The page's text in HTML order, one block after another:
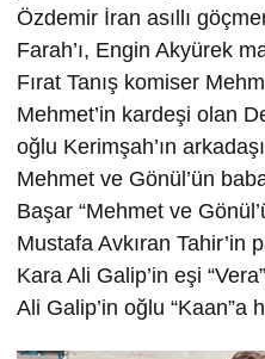
Özdemir İran asıllı
Farah’ı, Engin Akyürek
Fırat Tanış komiser
Mehmet’in kardeşi olan
oğlu Kerimşah’ın
Mehmet ve Gönül’ün
Başar “Mehmet ve
Mustafa Avkıran Tahir’in
Kara Ali Galip’in eşi
Ali Galip’in oğlu “Kaan”a